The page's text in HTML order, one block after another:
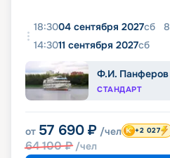
18:3004 сентября 2027сб 8
14:3011 сентября 2027сб
Ф.И. Панферов
СТАНДАРТ
от 57 690 ₽ /чел
64 100₽ /чел
+2 027